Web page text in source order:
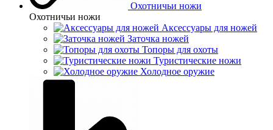
Охотничьи ножи
Охотничьи ножи
Аксессуары для ножей
Заточка ножей
Топоры для охоты
Туристические ножи
Холодное оружие